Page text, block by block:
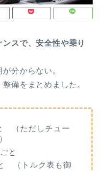
ンスで、安全性や乗り
分からない。
備をまとめました。
（ただしチュー
と
（トルク表も御